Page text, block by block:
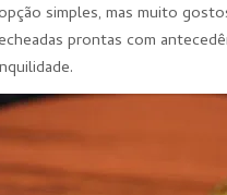
simples, mas muito
prontas com